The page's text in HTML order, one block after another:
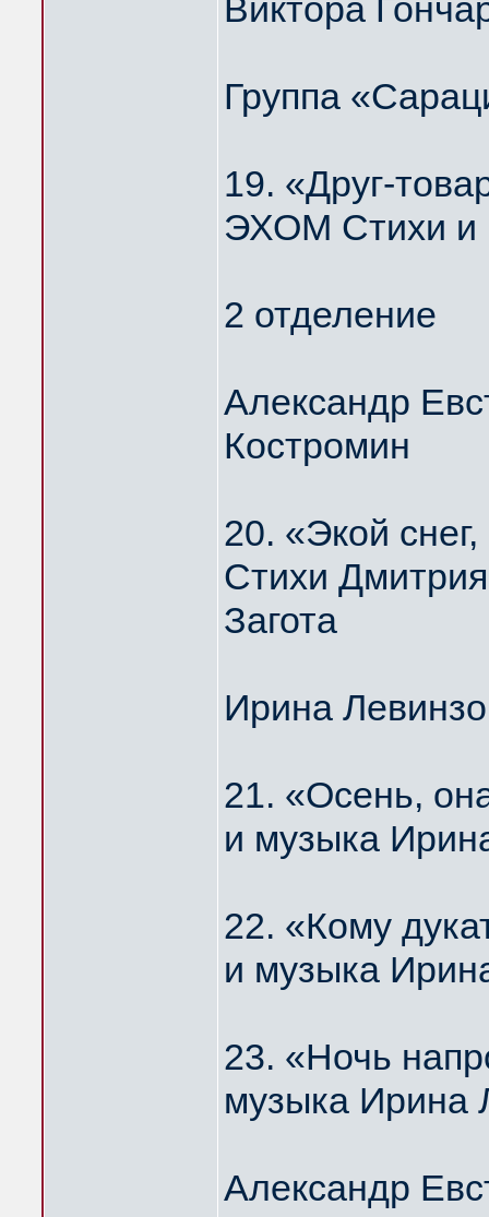
Виктора
Группа
19. «Друг-
ЭХОМ Стихи и
2 отделение
Александр
Костромин
20. «Экой
Стихи
Загота
Ирина
21. «Осень,
и музыка
22. «Кому
и музыка
23. «Ночь
музыка Ирина
Александр